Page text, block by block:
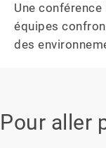
Une
équipes
des
Pour aller